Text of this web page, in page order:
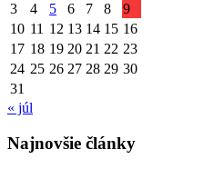
3
4 5 6 7 8
9
10 11 12 13 14 15 16
17 18 19 20 21 22 23
24 25 26 27 28 29 30
31
« júl
Najnovšie články